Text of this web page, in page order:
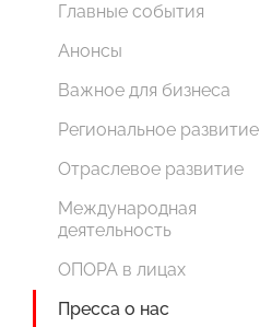
Главные события
Анонсы
Важное для бизнеса
Региональное развитие
Отраслевое развитие
Международная
деятельность
ОПОРА в лицах
Пресса о нас